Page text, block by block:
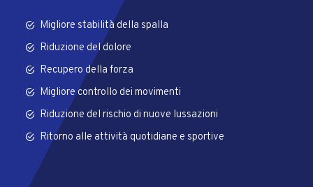
Migliore stabilità della spalla
Riduzione del dolore
Recupero della forza
Migliore controllo dei movimenti
Riduzione del rischio di nuove lussazioni
Ritorno alle attività quotidiane e sportive